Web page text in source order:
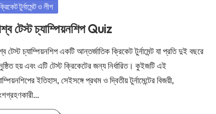
টুর্নামেন্ট ও লীগ
টেস্ট চ্যাম্পিয়নশিপ Quiz
টেস্ট চ্যাম্পিয়নশিপ একটি আন্তর্জাতিক ক্রিকেট টুর্নামেন্ট যা প্রতি দুই বছরে
হয় এবং এটি টেস্ট ক্রিকেটের জন্য নির্ধারিত। কুইজটি এই
ইতিহাস, সেইসঙ্গে প্রথম ও দ্বিতীয় টুর্নামেন্টের বিজয়ী,